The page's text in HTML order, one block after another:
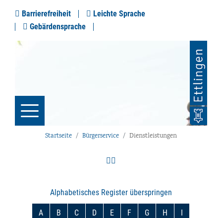
Barrierefreiheit
Leichte Sprache
Gebärdensprache
Startseite Bürgerservice Dienstleistungen
Alphabetisches Register überspringen
A B C D E F G H I